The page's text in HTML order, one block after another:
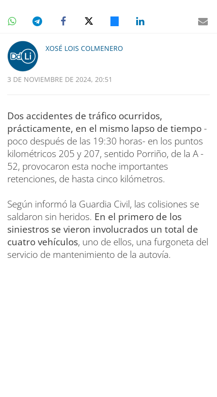
XOSÉ LOIS COLMENERO
3 DE NOVIEMBRE DE 2024, 20:51
Dos accidentes de tráfico ocurridos,
prácticamente, en el mismo lapso de tiempo-
poco después de las 19:30 horas- en los puntos
kilométricos 205 y 207, sentido Porriño, de la A -
52, provocaron esta noche importantes
retenciones, de hasta cinco kilómetros.
Según informó la Guardia Civil, las colisiones se
saldaron sin heridos. En el primero de los
siniestros se vieron involucrados un total de
cuatro vehículos, uno de ellos, una furgoneta del
servicio de mantenimiento de la autovía.